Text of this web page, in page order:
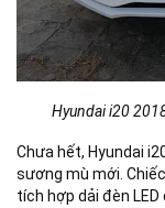
Hyundai i20
Chưa hết, Hyundai
sương mù mới.
tích hợp dải đèn LED